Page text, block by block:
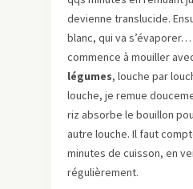
devienne translucide.
blanc, qui va
commence à mouiller
légumes, louche par
louche, je remue
riz absorbe le bouillon
autre louche. Il faut
minutes de cuisson, en
régulièrement.